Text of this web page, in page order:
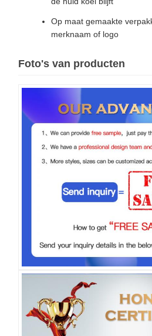
Op maat gemaakte
merknaam of logo
Foto's van producten